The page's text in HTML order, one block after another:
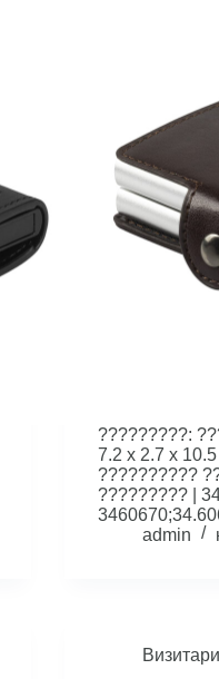
?????????:
7.2 x 2.7 x
??????????
????????? |
admin
Визитари